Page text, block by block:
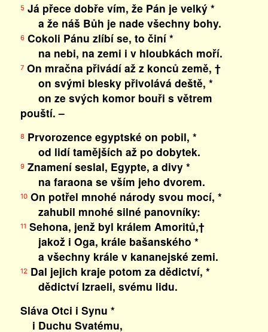
5 Já přece dobře vím, že Pán je velký *
a že náš Bůh je nade všechny bohy.
6Cokoli Pánu zlíbí se, to činí *
na nebi, na zemi i v hloubkách moří.
7On mračna přivádí až z konců země, †
on svými blesky přivolává deště, *
on ze svých komor bouři s větrem
pouští. –
8 Prvorozence egyptské on pobil, *
od lidí tamějších až po dobytek.
9Znamení seslal, Egypte, a divy *
na faraona se vším jeho dvorem.
10On potřel mnohé národy svou mocí, *
zahubil mnohé silné panovníky:
11 Sehona, jenž byl králem Amoritů,†
jakož i Oga, krále bašanského *
a všechny krále v kananejské zemi.
12 Dal jejich kraje potom za dědictví, *
dědictví Izraeli, svému lidu.
Sláva Otci i Synu *
i Duchu Svatému,